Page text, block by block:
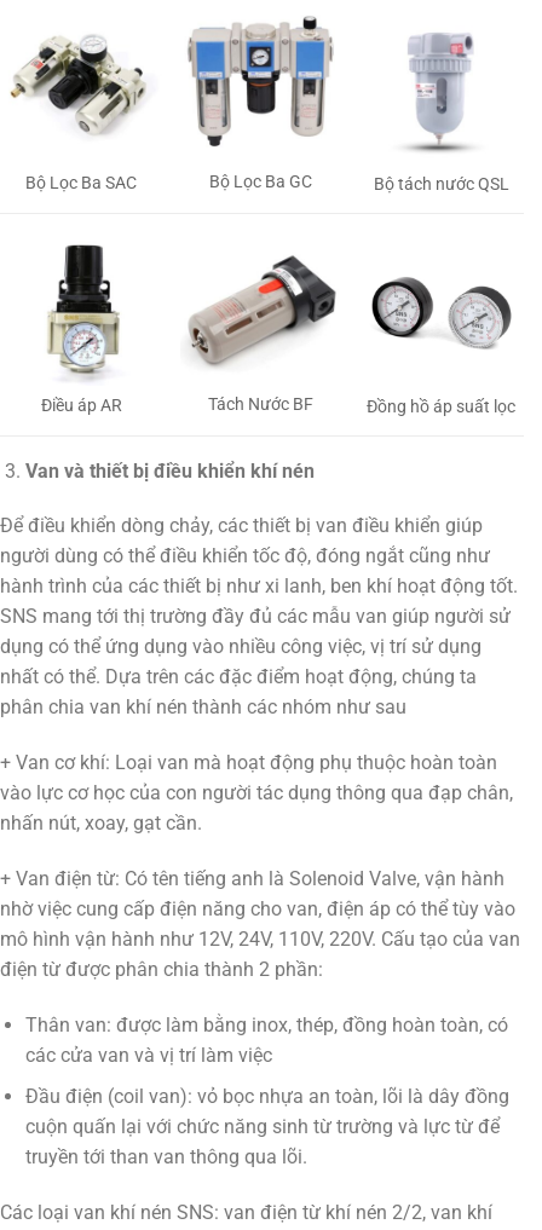
Bộ Lọc Ba SAC Bộ Lọc Ba GC Bộ tách nước QSL
Điều áp AR Tách Nước BF Đồng hồ áp suất lọc
Van và thiết bị điều khiển khí nén
Để điều khiển dòng chảy, các thiết bị van điều khiển giúp
người dùng có thể điều khiển tốc độ, đóng ngắt cũng như
hành trình của các thiết bị như xi lanh, ben khí hoạt động tốt.
SNS mang tới thị trường đầy đủ các mẫu van giúp người sử
dụng có thể ứng dụng vào nhiều công việc, vị trí sử dụng
nhất có thể. Dựa trên các đặc điểm hoạt động, chúng ta
phân chia van khí nén thành các nhóm như sau
+ Van cơ khí: Loại van mà hoạt động phụ thuộc hoàn toàn
vào lực cơ học của con người tác dụng thông qua đạp chân,
nhấn nút, xoay, gạt cần.
+ Van điện từ: Có tên tiếng anh là Solenoid Valve, vận hành
nhờ việc cung cấp điện năng cho van, điện áp có thể tùy vào
mô hình vận hành như 12V, 24V, 110V, 220V. Cấu tạo của van
điện từ được phân chia thành 2 phần:
Thân van: được làm bằng inox, thép, đồng hoàn toàn, có
các cửa van và vị trí làm việc
Đầu điện (coil van): vỏ bọc nhựa an toàn, lõi là dây đồng
cuộn quấn lại với chức năng sinh từ trường và lực từ để
truyền tới than van thông qua lõi.
Các loại van khí nén SNS: van điện từ khí nén 2/2, van khí